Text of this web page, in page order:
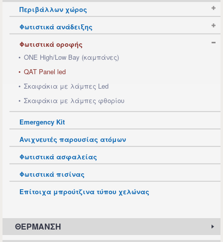
Περιβάλλων χώρος
Φωτιστικά ανάδειξης
Φωτιστικά οροφής
ONE High/Low Bay (καμπάνες)
QAT Panel led
Σκαφάκια με λάμπες Led
Σκαφάκια με λάμπες φθορίου
Emergency Kit
Ανιχνευτές παρουσίας ατόμων
Φωτιστικά ασφαλείας
Φωτιστικά πισίνας
Επίτοιχα μπρούτζινα τύπου χελώνας
ΘΈΡΜΑΝΣΗ